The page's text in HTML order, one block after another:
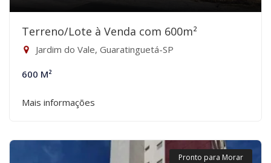
Terreno/Lote à Venda com 600m²
Jardim do Vale, Guaratinguetá-SP
600 M²
Mais informações
Pronto para Morar